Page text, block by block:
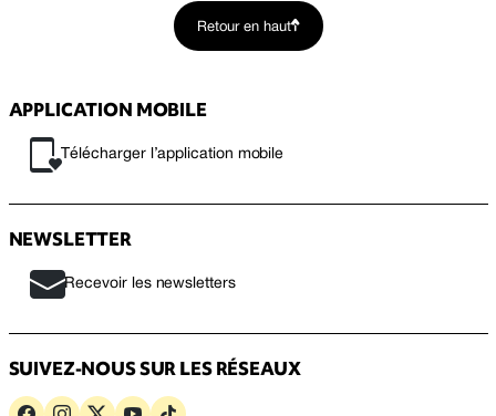
Retour en haut
APPLICATION MOBILE
Télécharger l’application mobile
NEWSLETTER
Recevoir les newsletters
SUIVEZ-NOUS SUR LES RÉSEAUX